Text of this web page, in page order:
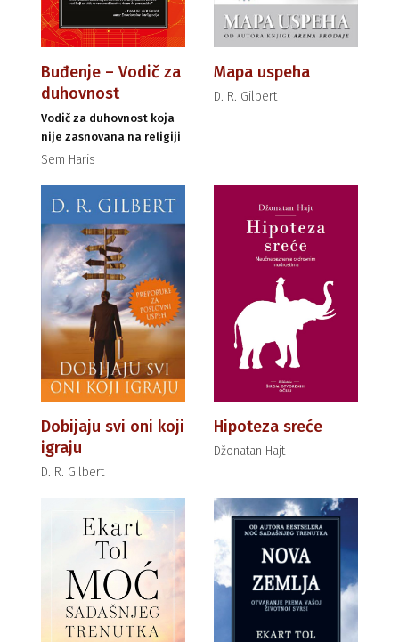
Buđenje – Vodič za
duhovnost
Vodič za duhovnost koja
nije zasnovana na religiji
Sem Haris
Mapa uspeha
D. R. Gilbert
Dobijaju svi oni koji
igraju
D. R. Gilbert
Hipoteza sreće
Džonatan Hajt